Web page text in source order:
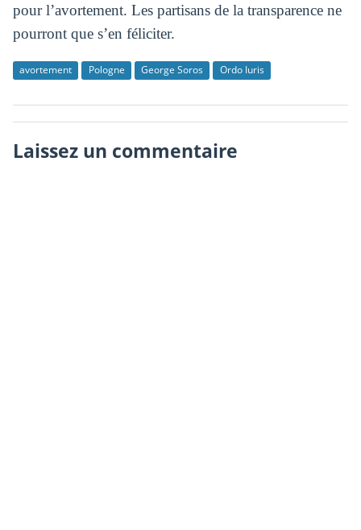
pour l’avortement. Les partisans de la transparence ne
pourront que s’en féliciter.
avortement Pologne George Soros Ordo Iuris
Laissez un commentaire